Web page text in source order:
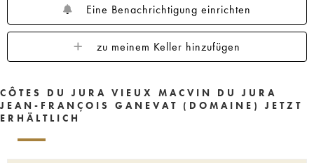
Eine Benachrichtigung einrichten
zu meinem Keller hinzufügen
CÔTES DU JURA VIEUX MACVIN DU JURA
JEAN-FRANÇOIS GANEVAT (DOMAINE) JETZT
ERHÄLTLICH